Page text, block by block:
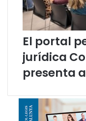
”
(
B
c
e
a
El portal
jurídica
presenta